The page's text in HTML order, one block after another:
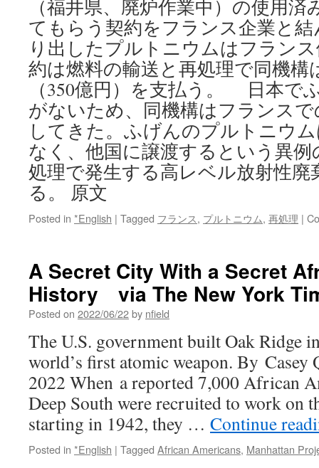
（福井県、廃炉作業中）の使用
てもらう契約をフランス企業と
り出したプルトニウムはフラン
約は燃料の輸送と再処理で同機構
（350億円）を支払う。 日本で
がないため、同機構はフランス
してきた。ふげんのプルトニウ
なく、他国に譲渡するという異
処理で発生する高レベル放射性廃
る。 原文
Posted in *English | Tagged フランス, プルトニウム, 再処理 |
A Secret City With a Secret
History via The New York
Posted on 2022/06/22by nfield
The U.S. government built Oak Ridge
world’s first atomic weapon. By Casey
2022 When a reported 7,000 African
Deep South were recruited to work on
starting in 1942, they … Continue
Posted in *English | Tagged African Americans, Manhattan